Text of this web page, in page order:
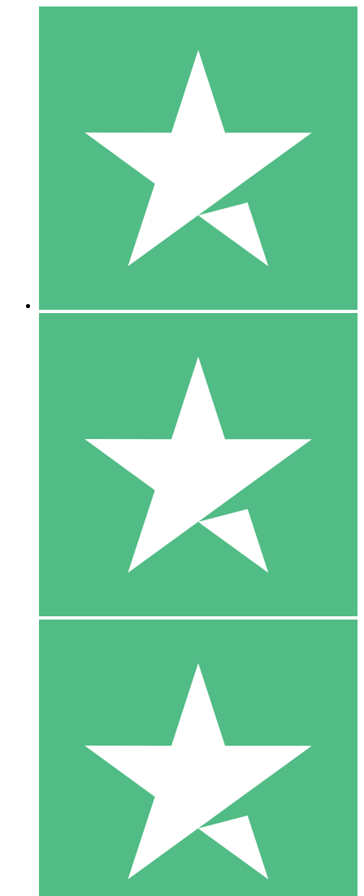
Packs de Crédits Individuels
Payez à l'utilisation avec des crédits de téléchargement. Sans
1 Téléchargement
10 00
10 Téléchargements
20 00